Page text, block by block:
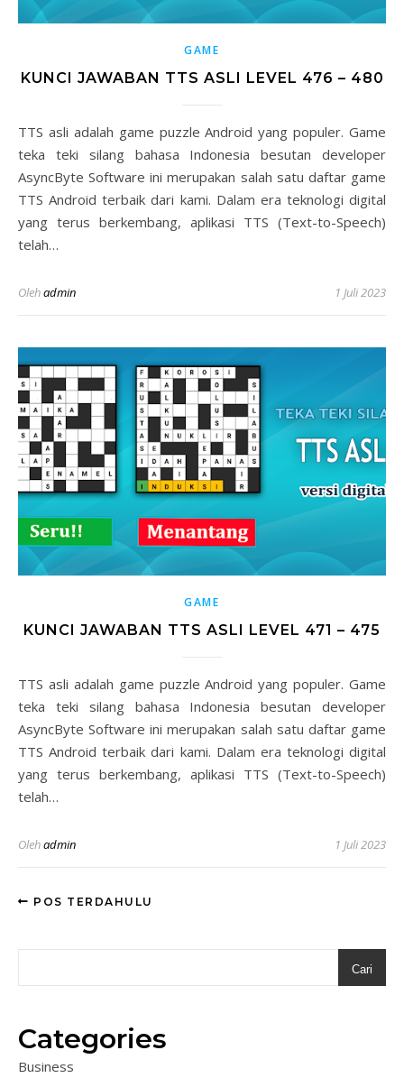
GAME
KUNCI JAWABAN TTS ASLI LEVEL 476 – 480
TTS asli adalah game puzzle Android yang populer. Game
teka teki silang bahasa Indonesia besutan developer
AsyncByte Software ini merupakan salah satu daftar game
TTS Android terbaik dari kami. Dalam era teknologi digital
yang terus berkembang, aplikasi TTS (Text-to-Speech)
telah…
Olehadmin 1 Juli 2023
GAME
KUNCI JAWABAN TTS ASLI LEVEL 471 – 475
TTS asli adalah game puzzle Android yang populer. Game
teka teki silang bahasa Indonesia besutan developer
AsyncByte Software ini merupakan salah satu daftar game
TTS Android terbaik dari kami. Dalam era teknologi digital
yang terus berkembang, aplikasi TTS (Text-to-Speech)
telah…
Olehadmin 1 Juli 2023
POS TERDAHULU
Cari
Categories
Business